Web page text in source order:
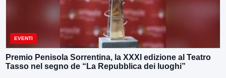
EVENTI
Premio Penisola Sorrentina, la XXXI edizione al Teatro
Tasso nel segno de “La Repubblica dei luoghi”